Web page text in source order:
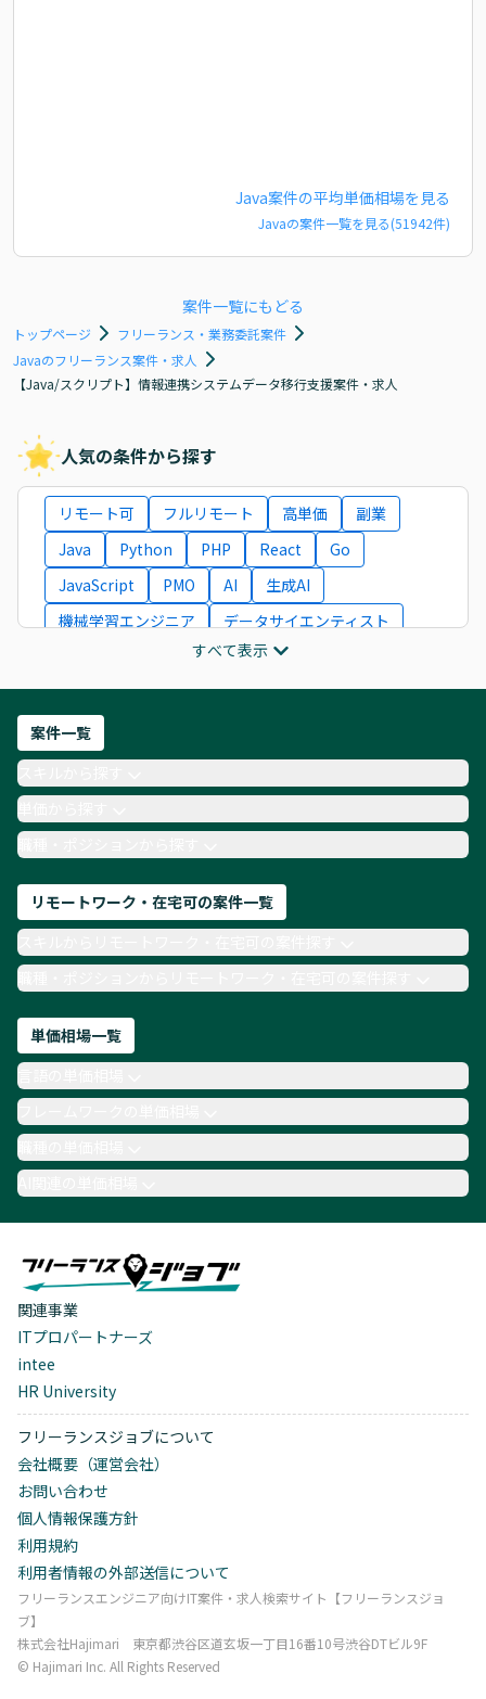
Java案件の平均単価相場を見る
Javaの案件一覧を見る(51942件)
案件一覧にもどる
トップページ
フリーランス・業務委託案件
Javaのフリーランス案件・求人
【Java/スクリプト】情報連携システムデータ移行支援案件・求人
人気の条件から探す
リモート可 フルリモート 高単価
副業
Java
Python PHP React
Go
JavaScript
PMO AI
生成AI
機械学習エンジニア
データサイエンティスト
ITコンサルタント
フロントエンドエンジニア
ネットワークエンジニア
AIエンジニア
Webデザイナー
月収100万円 業務委託
COBOL
Ruby
TypeScript
Laravel AWS
すべて表示
案件一覧
単価から探す
職種・ポジションから探す
リモートワーク・在宅可の案件一覧
職種・ポジションからリモートワーク・在宅可の案件探す
単価相場一覧
職種の単価相場
AI関連の単価相場
関連事業
ITプロパートナーズ
intee
HR University
フリーランスジョブについて
会社概要（運営会社）
お問い合わせ
個人情報保護方針
利用規約
利用者情報の外部送信について
フリーランスエンジニア向けIT案件・求人検索サイト【フリーランスジョ
ブ】
株式会社Hajimari 東京都渋谷区道玄坂一丁目16番10号渋谷DTビル9F
©︎ Hajimari Inc. All Rights Reserved